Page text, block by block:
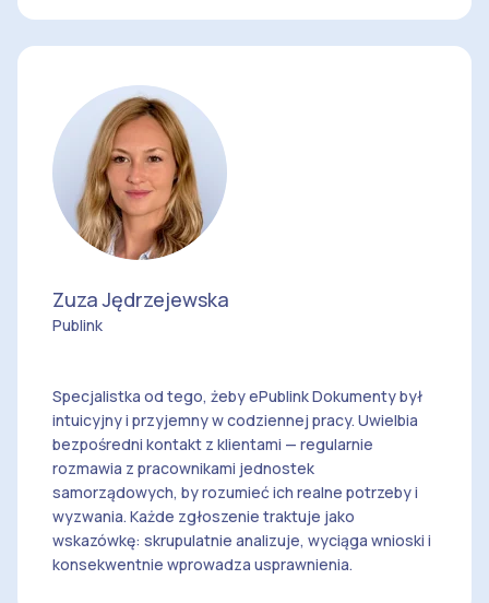
Zuza Jędrzejewska
Zuza Jędrzejewska
Publink
Specjalistka od tego, żeby ePublink Dokumenty był
intuicyjny i przyjemny w codziennej pracy. Uwielbia
bezpośredni kontakt z klientami — regularnie
rozmawia z pracownikami jednostek
samorządowych, by rozumieć ich realne potrzeby i
wyzwania. Każde zgłoszenie traktuje jako
wskazówkę: skrupulatnie analizuje, wyciąga wnioski i
konsekwentnie wprowadza usprawnienia.